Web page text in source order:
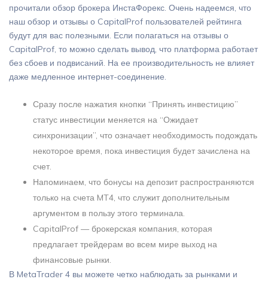
прочитали обзор брокера ИнстаФорекс. Очень надеемся, что
наш обзор и отзывы о CapitalProf пользователей рейтинга
будут для вас полезными. Если полагаться на отзывы о
CapitalProf, то можно сделать вывод, что платформа работает
без сбоев и подвисаний. На ее производительность не влияет
даже медленное интернет-соединение.
Сразу после нажатия кнопки “Принять инвестицию”
статус инвестиции меняется на “Ожидает
синхронизации”, что означает необходимость подождать
некоторое время, пока инвестиция будет зачислена на
счет.
Напоминаем, что бонусы на депозит распространяются
только на счета MT4, что служит дополнительным
аргументом в пользу этого терминала.
CapitalProf — брокерская компания, которая
предлагает трейдерам во всем мире выход на
финансовые рынки.
В MetaTrader 4 вы можете четко наблюдать за рынками и